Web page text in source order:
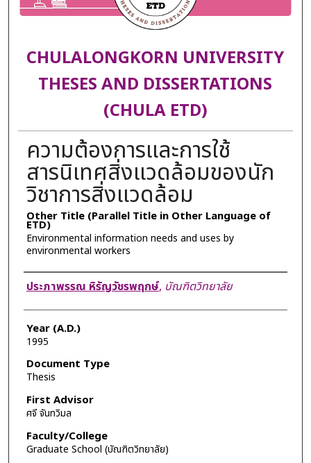
CHULALONGKORN UNIVERSITY
THESES AND DISSERTATIONS
(CHULA ETD)
ความต้องการและการใช้
สารนิเทศสิ่งแวดล้อมของนัก
วิชาการสิ่งแวดล้อม
Other Title (Parallel Title in Other Language of
ETD)
Environmental information needs and uses by
environmental workers
Author
ประภาพรรณ หิรัญวัชรพฤกษ์, บัณฑิตวิทยาลัย
Year (A.D.)
1995
Document Type
Thesis
First Advisor
ศจี จันทวิมล
Faculty/College
Graduate School (บัณฑิตวิทยาลัย)